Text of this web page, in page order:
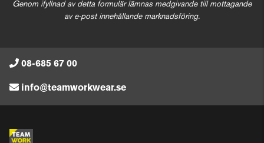
Genom ifyllnad av detta formulär lämnas medgivande till mottagande
av e-post innehållande marknadsföring.
08-685 67 00
info@teamworkwear.se